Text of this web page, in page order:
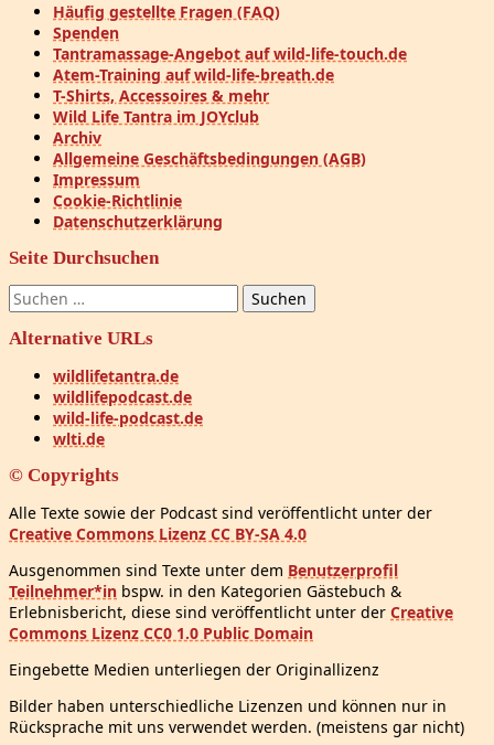
Häufig gestellte Fragen (FAQ)
Spenden
Tantramassage-Angebot auf wild-life-touch.de
Atem-Training auf wild-life-breath.de
T-Shirts, Accessoires & mehr
Wild Life Tantra im JOYclub
Archiv
Allgemeine Geschäftsbedingungen (AGB)
Impressum
Cookie-Richtlinie
Datenschutzerklärung
Seite Durchsuchen
Suchen
nach:
Alternative URLs
wildlifetantra.de
wildlifepodcast.de
wild-life-podcast.de
wlti.de
© Copyrights
Alle Texte sowie der Podcast sind veröffentlicht unter der
Creative Commons Lizenz CC BY-SA 4.0
Ausgenommen sind Texte unter dem Benutzerprofil
Teilnehmer*in bspw. in den Kategorien Gästebuch &
Erlebnisbericht, diese sind veröffentlicht unter der Creative
Commons Lizenz CC0 1.0 Public Domain
Eingebette Medien unterliegen der Originallizenz
Bilder haben unterschiedliche Lizenzen und können nur in
Rücksprache mit uns verwendet werden. (meistens gar nicht)